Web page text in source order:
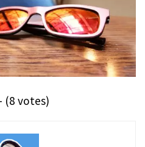
(8 votes)